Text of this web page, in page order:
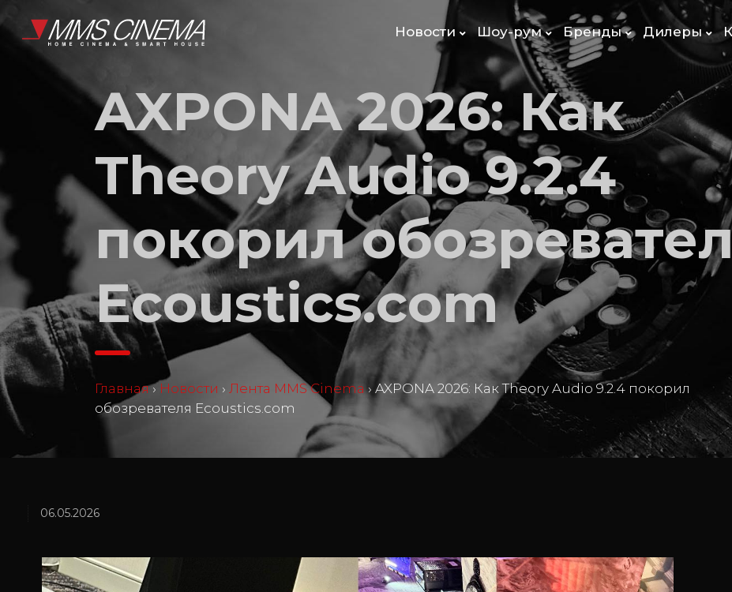
Новости Шоу-рум Бренды Дилеры
AXPONA 2026: Как
Theory Audio 9.2.4
покорил
Ecoustics.com
Главная › Новости › Лента MMS Cinema › AXPONA 2026: Как Theory Audio 9.2.4 покорил
обозревателя Ecoustics.com
06.05.2026